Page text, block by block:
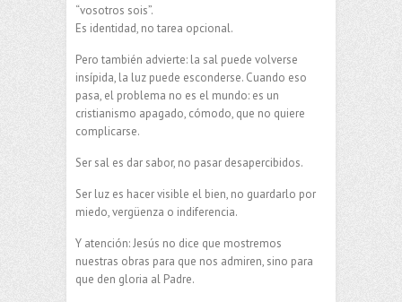
“vosotros sois”.
Es identidad, no tarea opcional.
Pero también advierte: la sal puede volverse
insípida, la luz puede esconderse. Cuando eso
pasa, el problema no es el mundo: es un
cristianismo apagado, cómodo, que no quiere
complicarse.
Ser sal es dar sabor, no pasar desapercibidos.
Ser luz es hacer visible el bien, no guardarlo por
miedo, vergüenza o indiferencia.
Y atención: Jesús no dice que mostremos
nuestras obras para que nos admiren, sino para
que den gloria al Padre.